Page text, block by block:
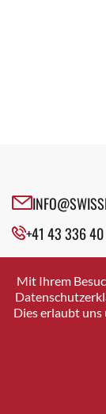
+41 43 336
SWISSICT
8048 ZURICH
Mit Ihrem
Dies erlaubt uns